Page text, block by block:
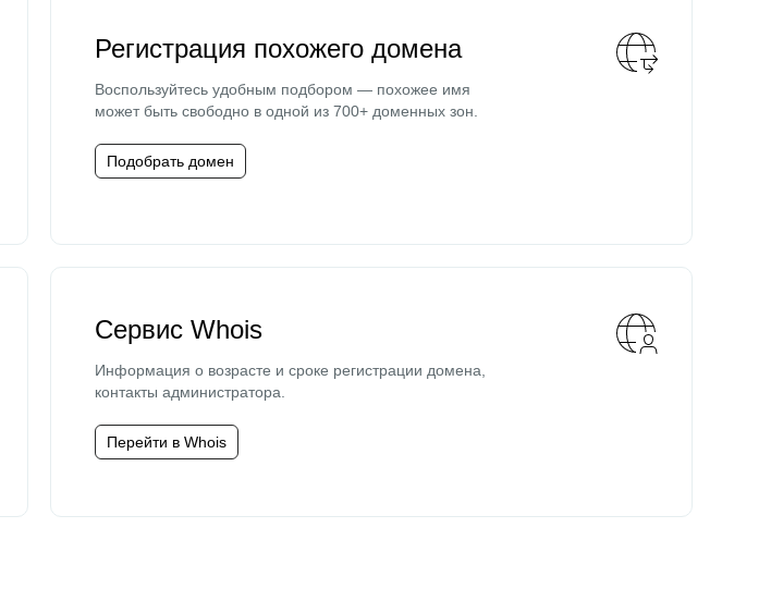
Регистрация похожего домена
Воспользуйтесь удобным подбором — похожее имя
может быть свободно в одной из 700+ доменных зон.
Подобрать домен
Сервис Whois
Информация о возрасте и сроке регистрации домена,
контакты администратора.
Перейти в Whois